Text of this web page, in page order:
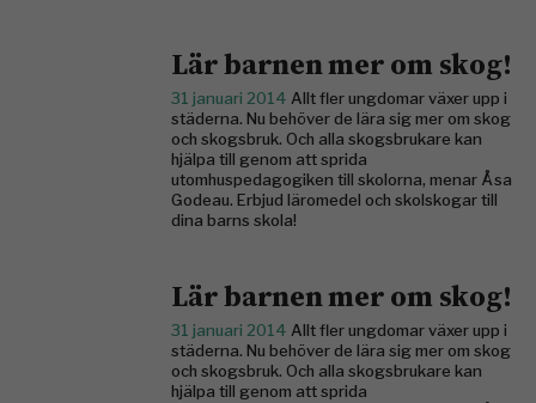
Lär barnen mer om skog!
31 januari 2014 Allt fler ungdomar växer upp i
städerna. Nu behöver de lära sig mer om skog
och skogsbruk. Och alla skogsbrukare kan
hjälpa till genom att sprida
utomhuspedagogiken till skolorna, menar Åsa
Godeau. Erbjud läromedel och skolskogar till
dina barns skola!
Lär barnen mer om skog!
31 januari 2014 Allt fler ungdomar växer upp i
städerna. Nu behöver de lära sig mer om skog
och skogsbruk. Och alla skogsbrukare kan
hjälpa till genom att sprida